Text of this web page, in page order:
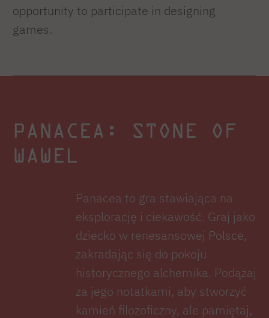
opportunity to participate in designing
games.
PANACEA: STONE OF
WAWEL
Panacea to gra stawiająca na
eksplorację i ciekawość. Graj jako
dziecko w renesansowej Polsce,
zakradając się do pokoju
historycznego alchemika. Podążaj
za jego notatkami, aby stworzyć
kamień filozoficzny, ale pamiętaj,